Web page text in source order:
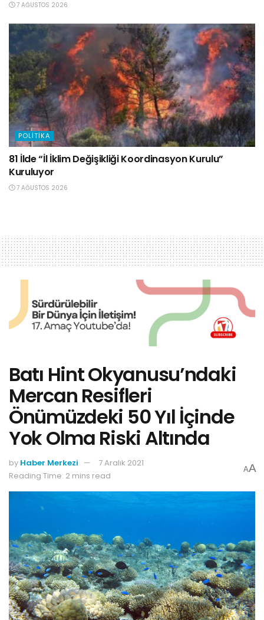
7 AĞUSTOS 2026
POLITIKA
81 İlde “İl İklim Değişikliği Koordinasyon Kurulu”
Kuruluyor
7 AĞUSTOS 2026
Batı Hint Okyanusu’ndaki
Mercan Resifleri
Önümüzdeki 50 Yıl İçinde
Yok Olma Riski Altında
by Haber Merkezi
7 Aralık 2021
Reading Time: 2 mins read
AA